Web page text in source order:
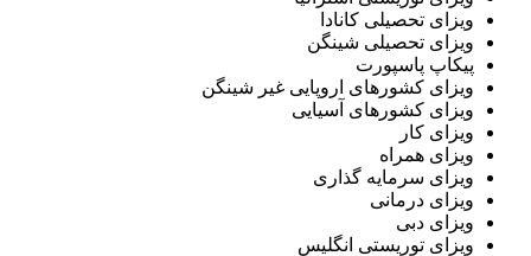
تحصیلی کانادا
تحصیلی شینگن
پاسپورت
کشورهای اروپایی غیر شینگن
کشورهای آسیایی
کار
همراه
سرمایه گذاری
درمانی
دبی
توریستی انگلیس